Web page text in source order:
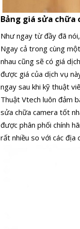
Bảng giá sửa chữa
Như ngay từ đầy đã
Ngay cả trong cùng
nhau cũng sẽ có giá
được giá của dịch vụ
ngay sau khi kỹ thuật
Thuật Vtech luôn đảm
sửa chữa camera tốt
được phân phối chính
rất nhiều so với các địa